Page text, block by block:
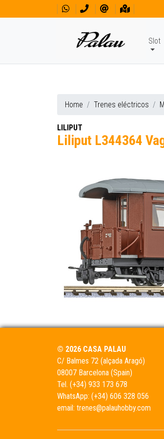
Slot
Home Trenes eléctricos
LILIPUT
Liliput L344364
© 2026 CASA PALAU
C/ Balmes 72 (alçada Aragó)
08007 Barcelona (Spain)
Tel. (+34) 933 173 678
WhatsApp: (+34) 606 328 056
email: trenes@palauhobby.com